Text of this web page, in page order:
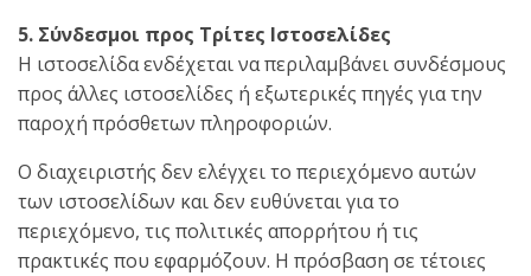
5. Σύνδεσμοι προς Τρίτες Ιστοσελίδες
Η ιστοσελίδα ενδέχεται να περιλαμβάνει συνδέσμους
προς άλλες ιστοσελίδες ή εξωτερικές πηγές για την
παροχή πρόσθετων πληροφοριών.
Ο διαχειριστής δεν ελέγχει το περιεχόμενο αυτών
των ιστοσελίδων και δεν ευθύνεται για το
περιεχόμενο, τις πολιτικές απορρήτου ή τις
πρακτικές που εφαρμόζουν. Η πρόσβαση σε τέτοιες